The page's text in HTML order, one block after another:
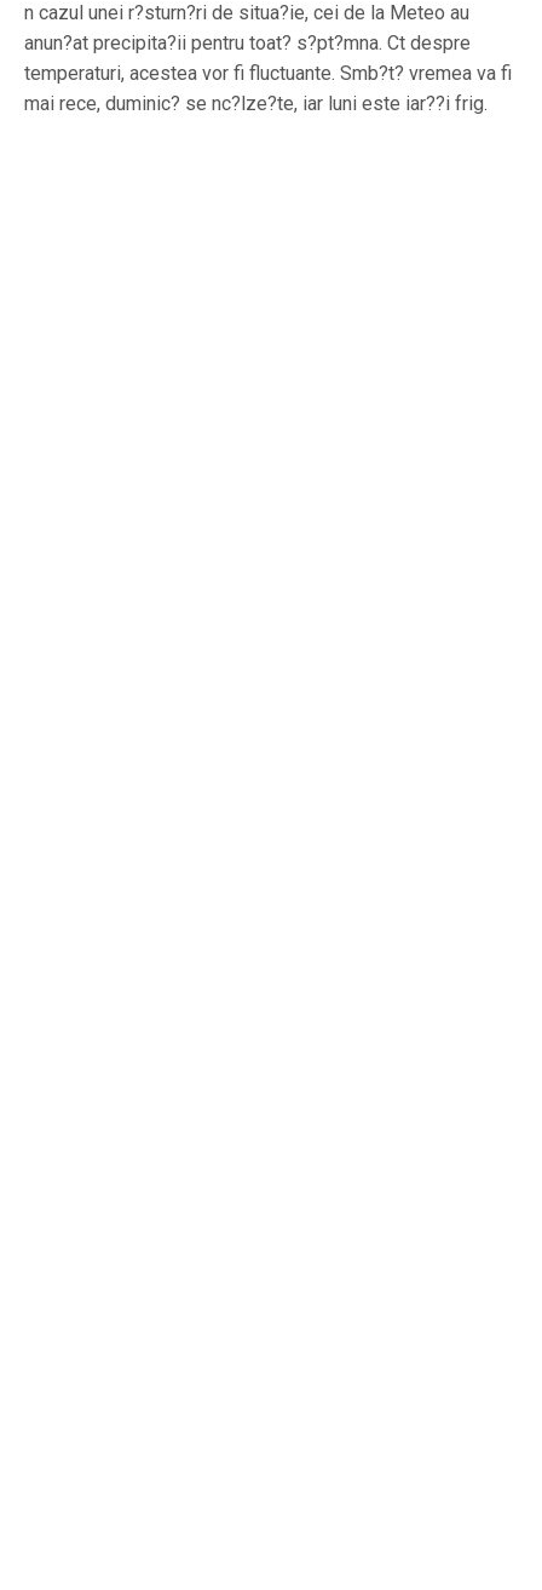
n cazul unei r?sturn?ri de situa?ie, cei de la Meteo au
anun?at precipita?ii pentru toat? s?pt?mna. Ct despre
temperaturi, acestea vor fi fluctuante. Smb?t? vremea va fi
mai rece, duminic? se nc?lze?te, iar luni este iar??i frig.